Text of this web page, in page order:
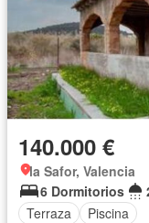
140.000 €
la Safor, Valencia
6 Dormitorios
Terraza
Piscina